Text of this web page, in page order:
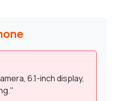
6.1-inch display,